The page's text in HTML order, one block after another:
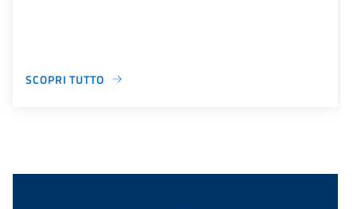
SCOPRI TUTTO